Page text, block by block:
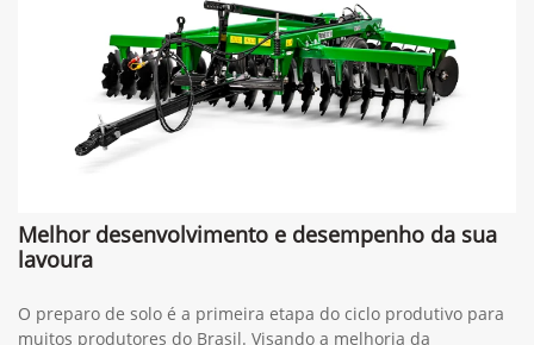
Melhor desenvolvimento e desempenho da sua
lavoura
O preparo de solo é a primeira etapa do ciclo produtivo para
muitos produtores do Brasil. Visando a melhoria da